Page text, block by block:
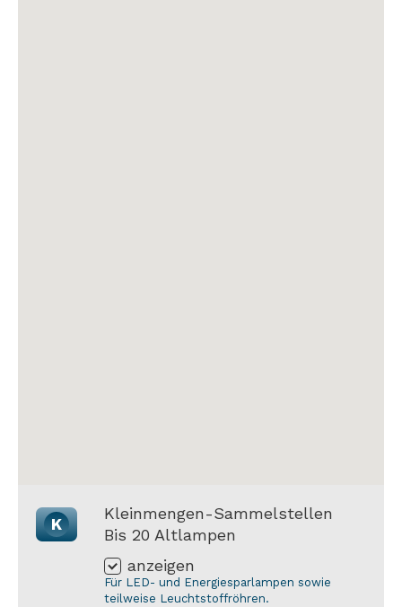
K
Kleinmengen-Sammelstellen
Bis 20 Altlampen
anzeigen
Für LED- und Energiesparlampen sowie
teilweise Leuchtstoffröhren.